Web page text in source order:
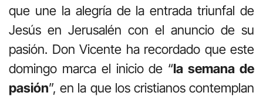
que une la alegría de la entrada triunfal de
Jesús en Jerusalén con el anuncio de su
pasión. Don Vicente ha recordado que este
domingo marca el inicio de “la semana de
pasión”, en la que los cristianos contemplan